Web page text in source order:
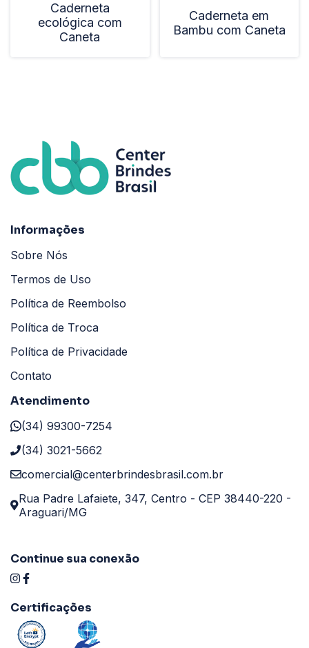
Caderneta
ecológica com
Caneta
Caderneta em
Bambu com Caneta
Informações
Sobre Nós
Termos de Uso
Política de Reembolso
Política de Troca
Política de Privacidade
Contato
Atendimento
(34) 99300-7254
(34) 3021-5662
comercial@centerbrindesbrasil.com.br
Rua Padre Lafaiete, 347, Centro - CEP 38440-220 -
Araguari/MG
Continue sua conexão
Certificações